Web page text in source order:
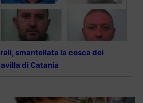
smantellata la cosca dei
di Catania